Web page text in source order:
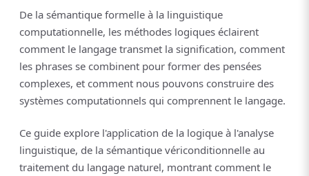
De la sémantique formelle à la linguistique
computationnelle, les méthodes logiques éclairent
comment le langage transmet la signification, comment
les phrases se combinent pour former des pensées
complexes, et comment nous pouvons construire des
systèmes computationnels qui comprennent le langage.
Ce guide explore l'application de la logique à l'analyse
linguistique, de la sémantique vériconditionnelle au
traitement du langage naturel, montrant comment le